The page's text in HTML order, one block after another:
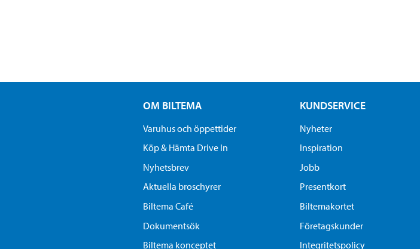
OM BILTEMA
Varuhus och öppettider
Köp & Hämta Drive In
Nyhetsbrev
Aktuella broschyrer
Biltema Café
Dokumentsök
Biltema konceptet
KUNDSERVICE
Nyheter
Inspiration
Jobb
Presentkort
Biltemakortet
Företagskunder
Integritetspolicy